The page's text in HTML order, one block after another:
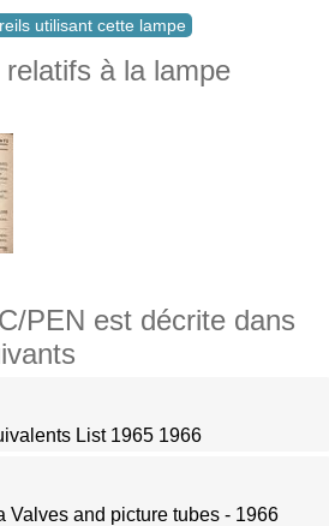
utilisant cette lampe
à la lampe
PEN est décrite dans
List 1965 1966
Valves and picture tubes - 1966